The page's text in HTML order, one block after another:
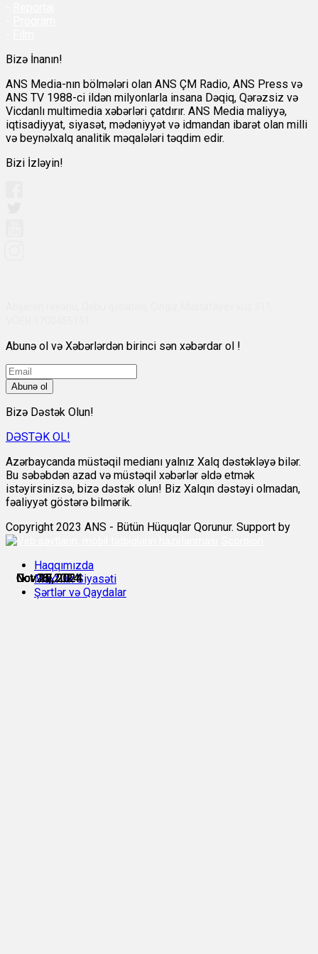
Oct 16, 2024
Oct 28, 2024
Nov 16, 2024
Nov 19, 2024
Nov 20, 2024
Nov 27, 2024
Bizə İnanın!
ANS Media-nın bölmələri olan ANS ÇM Radio, ANS Press və
ANS TV 1988-ci ildən milyonlarla insana Dəqiq, Qərəzsiz və
Vicdanlı multimedia xəbərləri çatdırır. ANS Media maliyyə,
iqtisadiyyat, siyasət, mədəniyyət və idmandan ibarət olan milli
və beynəlxalq analitik məqalələri təqdim edir.
Bizi İzləyin!
Abunə ol və Xəbərlərdən birinci sən xəbərdar ol !
Abunə ol
Bizə Dəstək Olun!
DƏSTƏK OL!
Azərbaycanda müstəqil medianı yalnız Xalq dəstəkləyə bilər.
Bu səbəbdən azad və müstəqil xəbərlər əldə etmək
istəyirsinizsə, bizə dəstək olun! Biz Xalqın dəstəyi olmadan,
fəaliyyət göstərə bilmərik.
Copyright 2023 ANS - Bütün Hüquqlar Qorunur. Support by
Haqqımızda
Məxfilik Siyasəti
Şərtlər və Qaydalar